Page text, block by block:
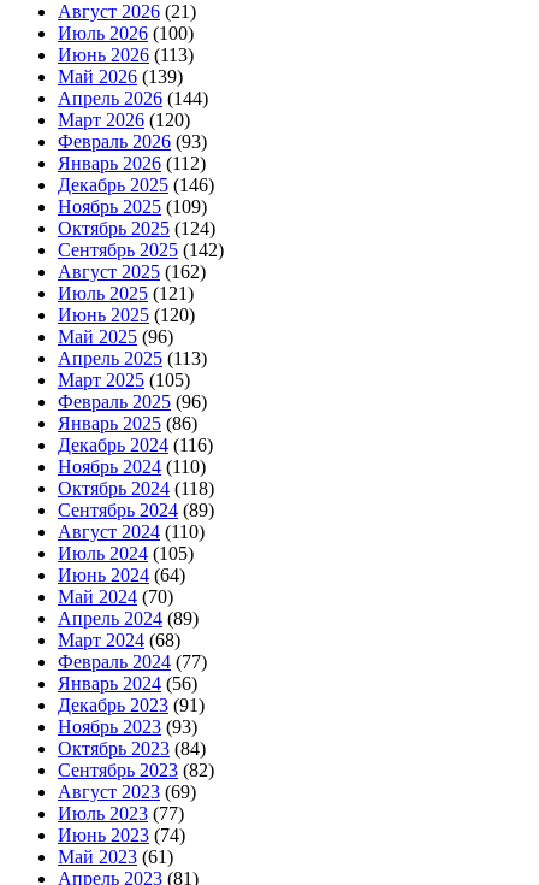
Август 2026 (21)
Июль 2026 (100)
Июнь 2026 (113)
Май 2026 (139)
Апрель 2026 (144)
Март 2026 (120)
Февраль 2026 (93)
Январь 2026 (112)
Декабрь 2025 (146)
Ноябрь 2025 (109)
Октябрь 2025 (124)
Сентябрь 2025 (142)
Август 2025 (162)
Июль 2025 (121)
Июнь 2025 (120)
Май 2025 (96)
Апрель 2025 (113)
Март 2025 (105)
Февраль 2025 (96)
Январь 2025 (86)
Декабрь 2024 (116)
Ноябрь 2024 (110)
Октябрь 2024 (118)
Сентябрь 2024 (89)
Август 2024 (110)
Июль 2024 (105)
Июнь 2024 (64)
Май 2024 (70)
Апрель 2024 (89)
Март 2024 (68)
Февраль 2024 (77)
Январь 2024 (56)
Декабрь 2023 (91)
Ноябрь 2023 (93)
Октябрь 2023 (84)
Сентябрь 2023 (82)
Август 2023 (69)
Июль 2023 (77)
Июнь 2023 (74)
Май 2023 (61)
Апрель 2023 (81)